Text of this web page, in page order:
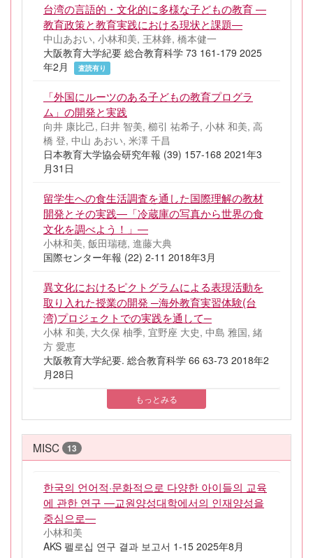
台湾の言語的・文化的に多様な子どもの教育 ―
教育政策と教育実践における現状と課題―
中山あおい, 小林和美, 王林鋒, 橋本健一
大阪教育大学紀要 総合教育科学 73 161-179 2025
年2月
査読有り
「外国にルーツのある子どもの教育プログラ
ム」の開発と実践
向井 康比己, 臼井 智美, 櫛引 祐希子, 小林 和美, 高
橋 登, 中山 あおい, 米澤 千昌
日本教育大学協会研究年報 (39) 157-168 2021年3
月31日
留学生への食生活調査を通した国際理解の教材
開発とその実践―「冷蔵庫の写真から世界の食
文化を調べよう！」―
小林和美, 飯田瑞穂, 進藤大典
国際センター年報 (22) 2-11 2018年3月
異文化におけるピクトグラムによる表現活動を
取り入れた授業の開発 ─海外教育実習体験(台
湾)プロジェクトでの実践を通して─
小林 和美, 大久保 柚季, 宜野座 大史, 中島 雅国, 緒
方 愛恵
大阪教育大学紀要. 総合教育科学 66 63-73 2018年2
月28日
もっとみる
MISC 13
한국의 언어적·문화적으로 다양한 아이들의 교육
에 관한 연구 ―교원양성대학에서의 인재양성을
중심으로―
小林和美
AKS 펠로십 연구 결과 보고서 1-15 2025年8月